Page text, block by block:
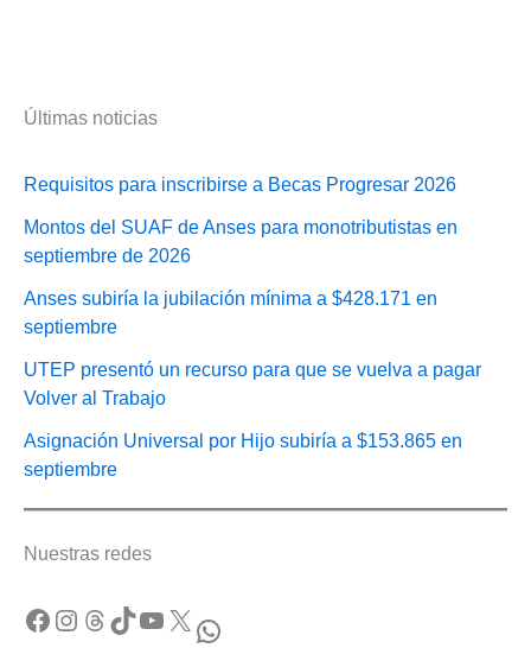
Últimas noticias
Requisitos para inscribirse a Becas Progresar 2026
Montos del SUAF de Anses para monotributistas en
septiembre de 2026
Anses subiría la jubilación mínima a $428.171 en
septiembre
UTEP presentó un recurso para que se vuelva a pagar
Volver al Trabajo
Asignación Universal por Hijo subiría a $153.865 en
septiembre
Nuestras redes
Facebook Instagram Threads TikTok YouTube X WhatsApp